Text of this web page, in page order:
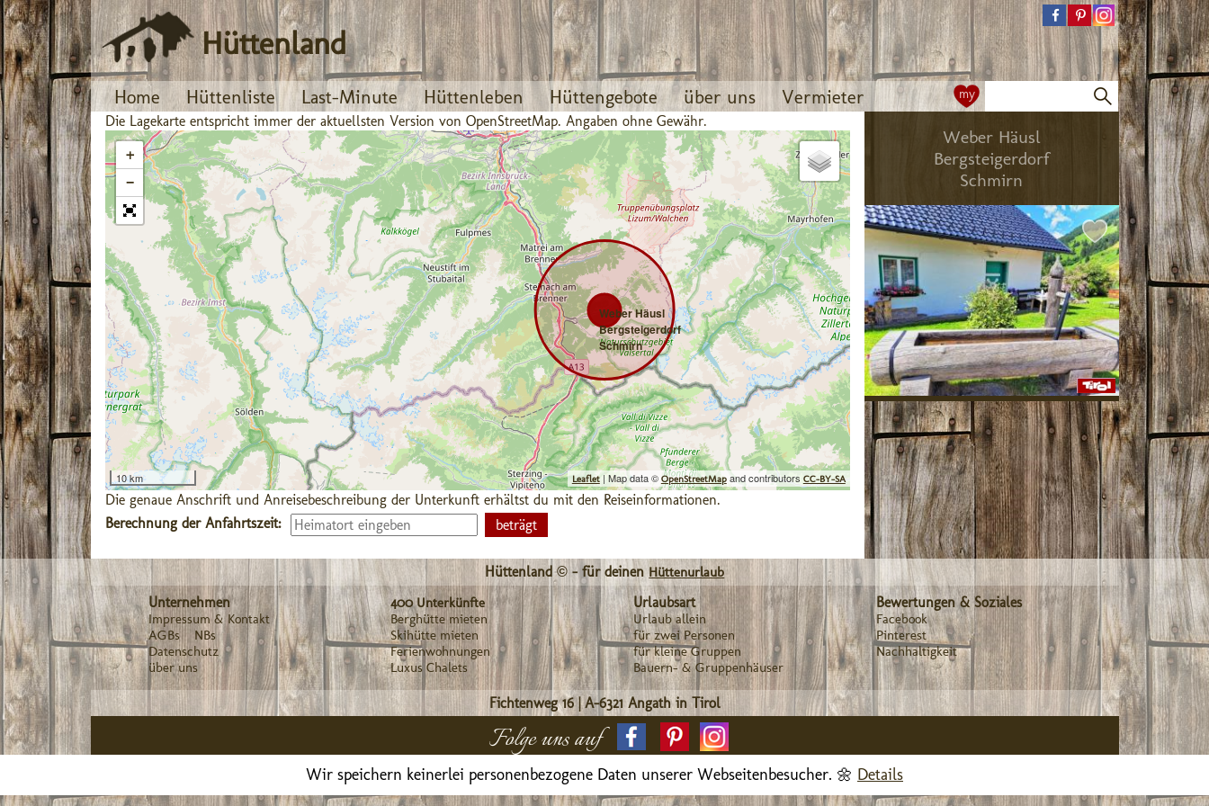
Hüttenland
Home Hüttenliste Last-Minute Hüttenleben Hüttengebote über uns Vermieter my
Die Lagekarte entspricht immer der aktuellsten Version von OpenStreetMap. Angaben ohne Gewähr.
Weber Häusl
Bergsteigerdorf
Schmirn
+
−
10 km Leaflet| Map data © OpenStreetMapand contributors CC-BY-SA
Die genaue Anschrift und Anreisebeschreibung der Unterkunft erhältst du mit den Reiseinformationen.
Berechnung der Anfahrtszeit:
Weber Häusl
Bergsteigerdorf
Schmirn
Hüttenland © - für deinen Hüttenurlaub
Unternehmen
Impressum & Kontakt
AGBs
NBs
Datenschutz
über uns
400 Unterkünfte
Berghütte mieten
Skihütte mieten
Ferienwohnungen
Luxus Chalets
Urlaubsart
Urlaub allein
für zwei Personen
für kleine Gruppen
Bauern- & Gruppenhäuser
Bewertungen & Soziales
Facebook
Pinterest
Nachhaltigkeit
Fichtenweg 16|A-6321 Angath in Tirol
Folge uns auf
Wir speichern keinerlei personenbezogene Daten unserer Webseitenbesucher. 🌼 Details